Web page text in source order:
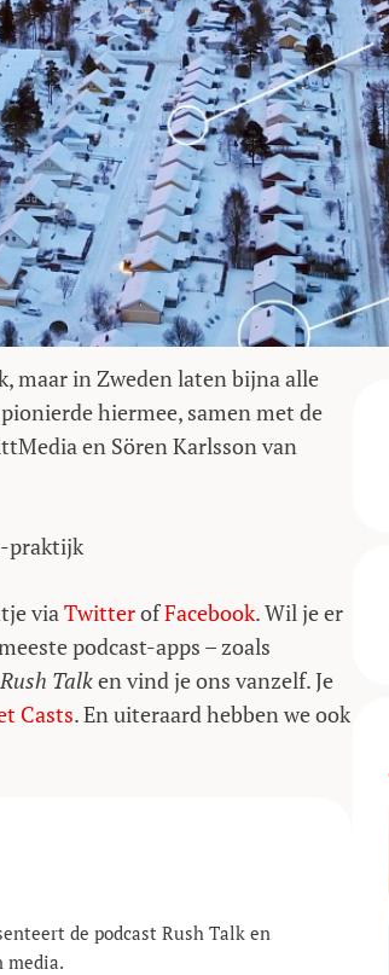
maar in Zweden laten bijna alle
hiermee, samen met de
en Sören Karlsson van
praktijk
viaTwitterofFacebook. Wil je er
podcast-apps – zoals
Rush Talken vind je ons vanzelf. Je
Casts. En uiteraard hebben we ook
de podcast Rush Talk en
media.